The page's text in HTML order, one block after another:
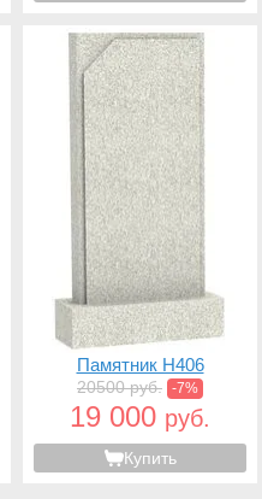
Памятник H406
20500 руб. -7%
19 000 руб.
Купить